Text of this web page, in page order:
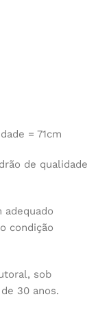
= 71cm
de qualidade
adequado
condição
sob
30 anos.